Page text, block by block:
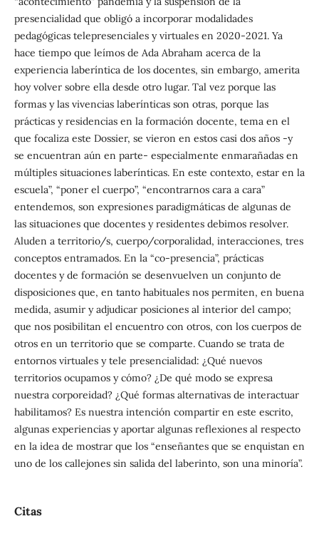
presencialidad que obligó a incorporar modalidades
pedagógicas telepresenciales y virtuales en 2020-2021. Ya
hace tiempo que leímos de Ada Abraham acerca de la
experiencia laberíntica de los docentes, sin embargo, amerita
hoy volver sobre ella desde otro lugar. Tal vez porque las
formas y las vivencias laberínticas son otras, porque las
prácticas y residencias en la formación docente, tema en el
que focaliza este Dossier, se vieron en estos casi dos años -y
se encuentran aún en parte- especialmente enmarañadas en
múltiples situaciones laberínticas. En este contexto, estar en la
escuela”, “poner el cuerpo”, “encontrarnos cara a cara”
entendemos, son expresiones paradigmáticas de algunas de
las situaciones que docentes y residentes debimos resolver.
Aluden a territorio/s, cuerpo/corporalidad, interacciones, tres
conceptos entramados. En la “co-presencia”, prácticas
docentes y de formación se desenvuelven un conjunto de
disposiciones que, en tanto habituales nos permiten, en buena
medida, asumir y adjudicar posiciones al interior del campo;
que nos posibilitan el encuentro con otros, con los cuerpos de
otros en un territorio que se comparte. Cuando se trata de
entornos virtuales y tele presencialidad: ¿Qué nuevos
territorios ocupamos y cómo? ¿De qué modo se expresa
nuestra corporeidad? ¿Qué formas alternativas de interactuar
habilitamos? Es nuestra intención compartir en este escrito,
algunas experiencias y aportar algunas reflexiones al respecto
en la idea de mostrar que los “enseñantes que se enquistan en
uno de los callejones sin salida del laberinto, son una minoría”.
Citas